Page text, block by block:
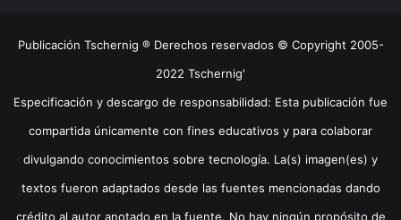
Publicación Tschernig ® Derechos reservados © Copyright 2005-
2022 Tschernig'
Especificación y descargo de responsabilidad: Esta publicación fue
compartida únicamente con fines educativos y para colaborar
divulgando conocimientos sobre tecnología. La(s) imagen(es) y
textos fueron adaptados desde las fuentes mencionadas dando
crédito al autor anotado en la fuente. No hay ningún propósito de